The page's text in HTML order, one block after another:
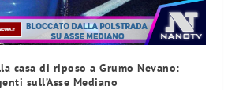
casa di riposo a Grumo Nevano:
sull’Asse Mediano